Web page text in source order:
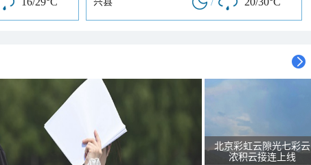
北京彩虹云隙光七彩云
浓积云接连上线